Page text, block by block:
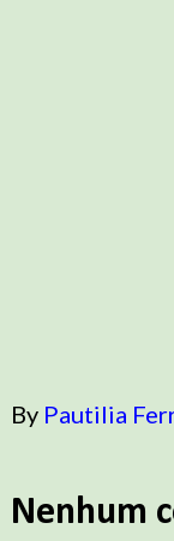
By Pautilia
Nenhum